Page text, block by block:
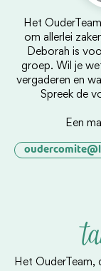
Het
om allerlei
Deborah is
groep. Wil je
vergaderen en
Spreek de
Een
Het OuderTeam,